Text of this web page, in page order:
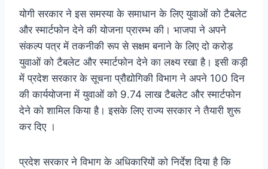
योगी सरकार ने इस समस्या के समाधान के लिए युवाओं को टैबलेट
और स्मार्टफोन देने की योजना प्रारम्भ की। भाजपा ने अपने
संकल्प पत्र में तकनीकी रूप से सक्षम बनाने के लिए दो करोड़
युवाओं को टैबलेट और स्मार्टफोन देने का लक्ष्य रखा है। इसी कड़ी
में प्रदेश सरकार के सूचना प्रौद्योगिकी विभाग ने अपने 100 दिन
की कार्ययोजना में युवाओं को 9.74 लाख टैबलेट और स्मार्टफोन
देने को शामिल किया है। इसके लिए राज्य सरकार ने तैयारी शुरू
कर दिए ।
प्रदेश सरकार ने विभाग के अधिकारियों को निर्देश दिया है कि